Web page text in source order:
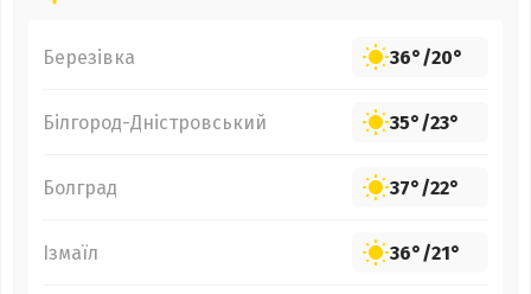
Березівка 36°/20°
Білгород-Дністровський 35°/23°
Болград 37°/22°
Ізмаїл 36°/21°